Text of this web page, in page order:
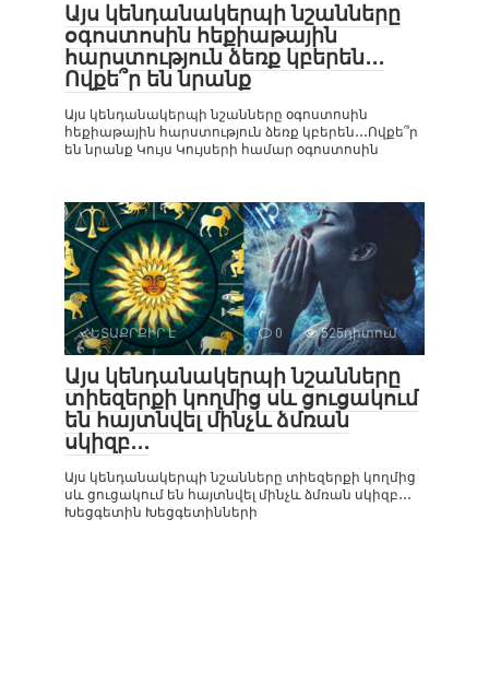
Այս կենդանակերպի նշանները
օգոստոսին հեքիաթային
հարստություն ձեռք կբերեն․․․
Ովքե՞ր են նրանք
Այս կենդանակերպի նշանները օգոստոսին
հեքիաթային հարստություն ձեռք կբերեն․․․Ովքե՞ր
են նրանք Կույս Կույսերի համար օգոստոսին
ՀԵՏԱՔՐՔԻՐ Է 0 525դիտում
Այս կենդանակերպի նշանները
տիեզերքի կողմից սև ցուցակում
են հայտնվել մինչև ձմռան
սկիզբ․․․
Այս կենդանակերպի նշանները տիեզերքի կողմից
սև ցուցակում են հայտնվել մինչև ձմռան սկիզբ․․․
Խեցգետին Խեցգետինների